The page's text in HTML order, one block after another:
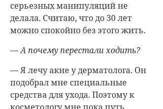
серьезных манипуляций не
делала. Считаю, что до 30 лет
можно спокойно без этого жить.
— А почему перестали ходить?
— Я лечу акне у дерматолога. Он
подобрал мне специальные
средства для ухода. Поэтому к